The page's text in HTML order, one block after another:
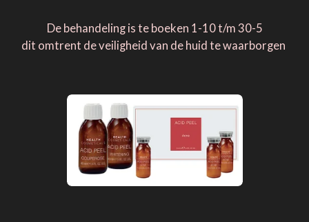
De behandeling is te boeken 1-10 t/m 30-5
dit omtrent de veiligheid van de huid te waarborgen